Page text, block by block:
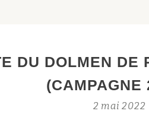
DU DOLMEN DE
(CAMPAGNE
2 mai 2022